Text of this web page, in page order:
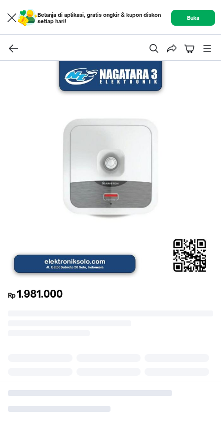
Belanja di aplikasi, gratis ongkir & kupon diskon
setiap hari!
Buka
Rp1.981.000